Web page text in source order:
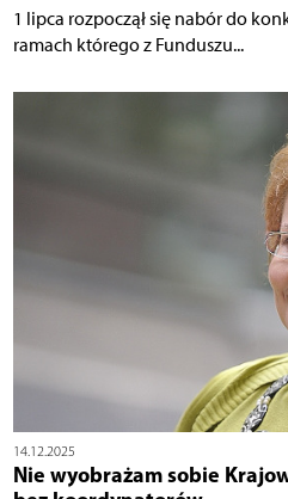
1 lipca rozpoczął się nabór do
ramach którego z Funduszu...
14.12.2025
Nie wyobrażam sobie